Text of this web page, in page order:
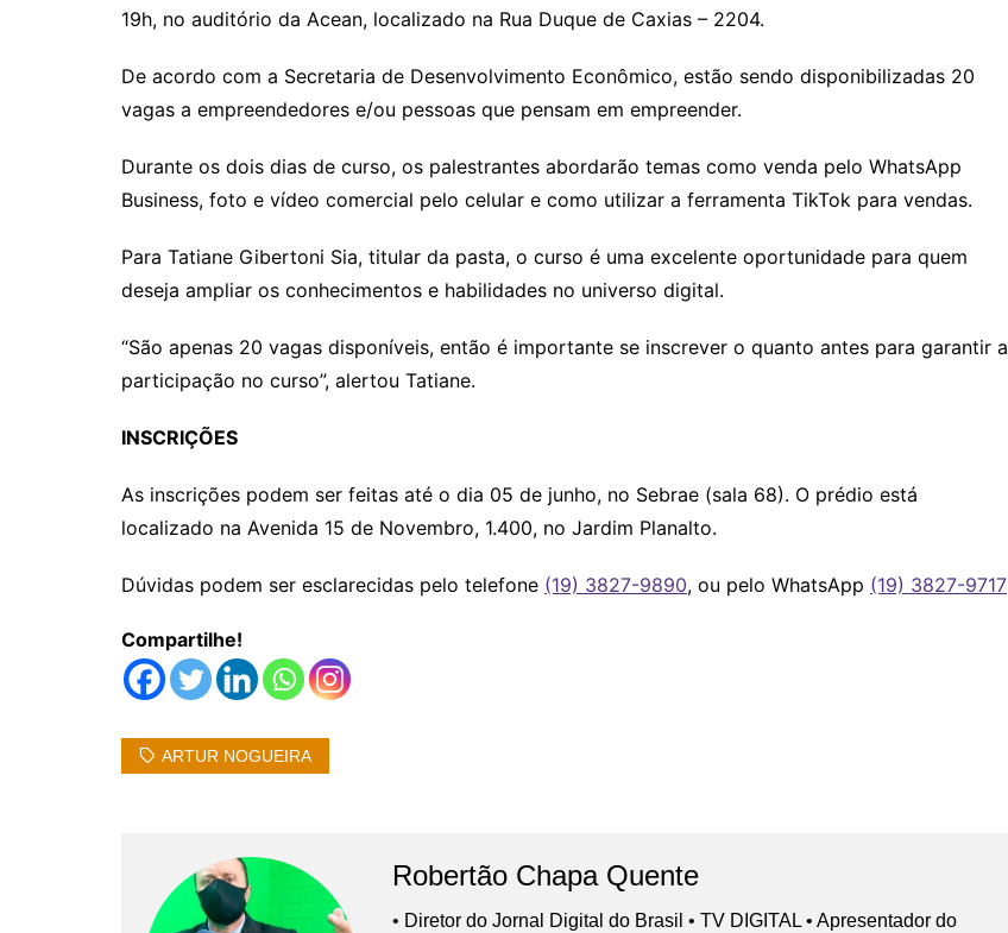
19h, no auditório da Acean, localizado na Rua Duque de Caxias – 2204.
De acordo com a Secretaria de Desenvolvimento Econômico, estão sendo disponibilizadas 20
vagas a empreendedores e/ou pessoas que pensam em empreender.
Durante os dois dias de curso, os palestrantes abordarão temas como venda pelo WhatsApp
Business, foto e vídeo comercial pelo celular e como utilizar a ferramenta TikTok para vendas.
Para Tatiane Gibertoni Sia, titular da pasta, o curso é uma excelente oportunidade para quem
deseja ampliar os conhecimentos e habilidades no universo digital.
“São apenas 20 vagas disponíveis, então é importante se inscrever o quanto antes para garantir a
participação no curso”, alertou Tatiane.
INSCRIÇÕES
As inscrições podem ser feitas até o dia 05 de junho, no Sebrae (sala 68). O prédio está
localizado na Avenida 15 de Novembro, 1.400, no Jardim Planalto.
Dúvidas podem ser esclarecidas pelo telefone (19) 3827-9890, ou pelo WhatsApp (19) 3827-9717
Compartilhe!
ARTUR NOGUEIRA
Robertão Chapa Quente
• Diretor do Jornal Digital do Brasil • TV DIGITAL • Apresentador do